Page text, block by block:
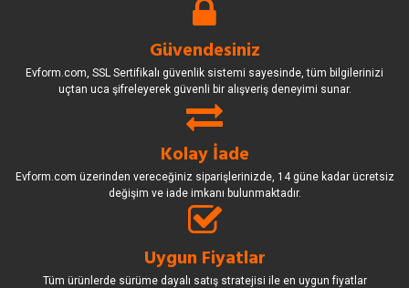
Güvendesiniz
Evform.com, SSL Sertifikalı güvenlik sistemi sayesinde, tüm bilgilerinizi
uçtan uca şifreleyerek güvenli bir alışveriş deneyimi sunar.
Kolay İade
Evform.com üzerinden vereceğiniz siparişlerinizde, 14 güne kadar ücretsiz
değişim ve iade imkanı bulunmaktadır.
Uygun Fiyatlar
Tüm ürünlerde sürüme dayalı satış stratejisi ile en uygun fiyatlar